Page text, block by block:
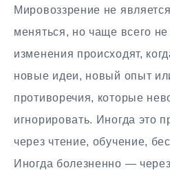
Мировоззрение не
меняться, но чаще всего
изменения происходят,
новые идеи, новый опыт
противоречия, которые
игнорировать. Иногда это
через чтение, обучение,
Иногда болезненно —